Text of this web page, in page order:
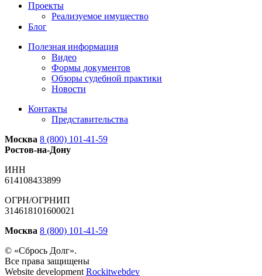
Проекты
Реализуемое имущество
Блог
Полезная информация
Видео
Формы документов
Обзоры судебной практики
Новости
Контакты
Представительства
Москва 8 (800) 101-41-59
Ростов-на-Дону
ИНН
614108433899
ОГРН/ОГРНИП
314618101600021
Москва 8 (800) 101-41-59
© «Сбрось Долг».
Все права защищены
Website development Rockitwebdev